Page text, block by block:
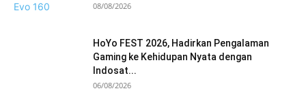
08/08/2026
HoYo FEST 2026, Hadirkan Pengalaman
Gaming ke Kehidupan Nyata dengan
Indosat...
06/08/2026